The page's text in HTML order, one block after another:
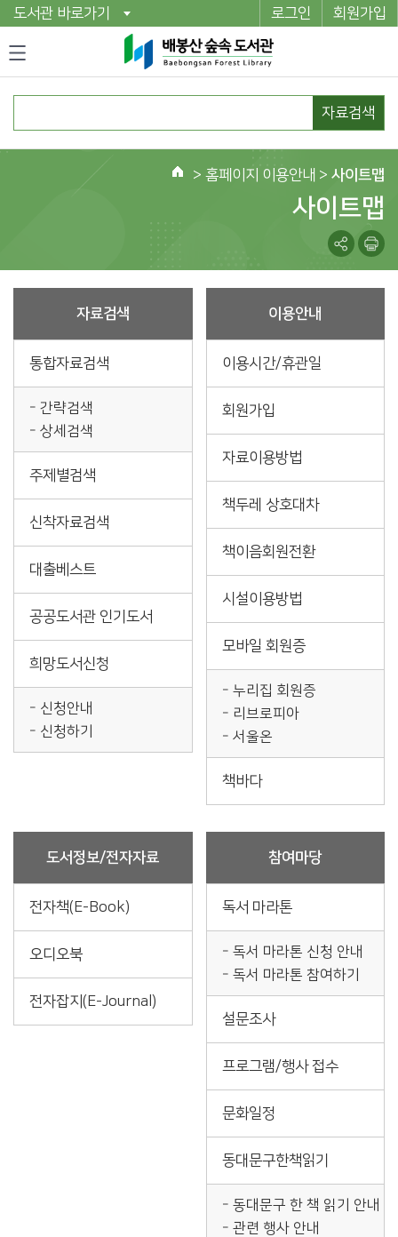
도서관 바로가기 로그인 회원가입
자료검색
홈
> 홈페이지 이용안내 > 사이트맵
사이트맵
자료검색
통합자료검색
간략검색
상세검색
주제별검색
신착자료검색
대출베스트
공공도서관 인기도서
희망도서신청
신청안내
신청하기
이용안내
이용시간/휴관일
회원가입
자료이용방법
책두레 상호대차
책이음회원전환
시설이용방법
모바일 회원증
누리집 회원증
리브로피아
서울온
책바다
도서정보/전자자료
전자책(E-Book)
오디오북
전자잡지(E-Journal)
참여마당
독서 마라톤
독서 마라톤 신청 안내
독서 마라톤 참여하기
설문조사
프로그램/행사 접수
문화일정
동대문구한책읽기
동대문구 한 책 읽기 안내
관련 행사 안내